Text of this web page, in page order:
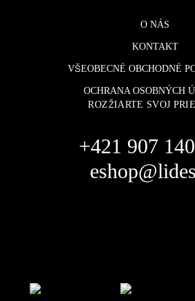
O NÁS
KONTAKT
VŠEOBECNÉ OBCHODNÉ
OCHRANA OSOBNÝCH
ROZŽIARTE SVOJ
+421 907